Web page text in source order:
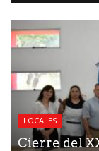
LOCALES
Cierre del